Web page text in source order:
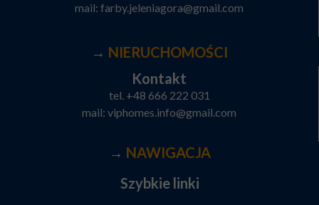
mail: farby.jeleniagora@gmail.com
Kontakt
tel. +48 666 222 031
mail: viphomes.info@gmail.com
Szybkie linki
→ NIERUCHOMOŚCI
→ NAWIGACJA